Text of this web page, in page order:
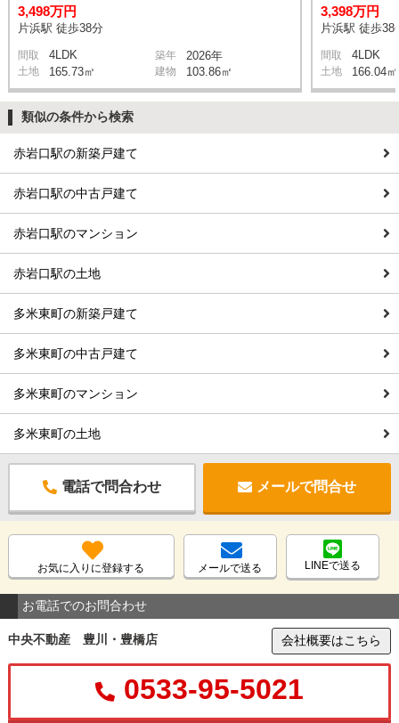
3,498万円
片浜駅 徒歩38分
間取 4LDK 築年 2026年
土地 165.73㎡ 建物 103.86㎡
3,398万円
片浜駅 徒歩38
間取 4LDK
土地 166.04㎡
類似の条件から検索
赤岩口駅の新築戸建て
赤岩口駅の中古戸建て
赤岩口駅のマンション
赤岩口駅の土地
多米東町の新築戸建て
多米東町の中古戸建て
多米東町のマンション
多米東町の土地
電話で問合わせ メールで問合せ
お気に入りに登録する メールで送る LINEで送る
お電話でのお問合わせ
中央不動産 豊川・豊橋店 会社概要はこちら
0533-95-5021